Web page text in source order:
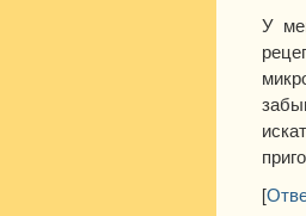
У
[